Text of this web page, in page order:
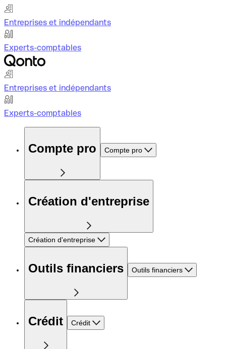
Entreprises et indépendants
Experts-comptables
Entreprises et indépendants
Experts-comptables
Compte pro Compte pro
Création d'entreprise
Création d'entreprise
Outils financiers Outils financiers
Crédit Crédit